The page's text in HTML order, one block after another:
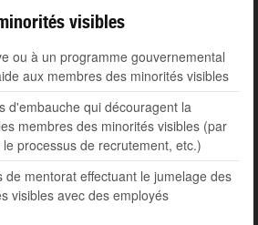
visibles
ou à un programme gouvernemental
aux membres des minorités visibles
d'embauche qui découragent la
membres des minorités visibles (par
processus de recrutement, etc.)
de mentorat effectuant le jumelage des
visibles avec des employés